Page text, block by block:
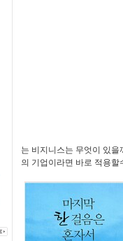
는 비지니스는 무엇이 있
의 기업이라면 바로 적용